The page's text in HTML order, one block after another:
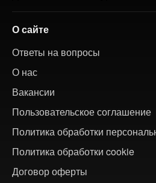
О сайте
Ответы на вопросы
О нас
Вакансии
Пользовательское соглашение
Политика обработки
Политика обработки cookie
Договор оферты